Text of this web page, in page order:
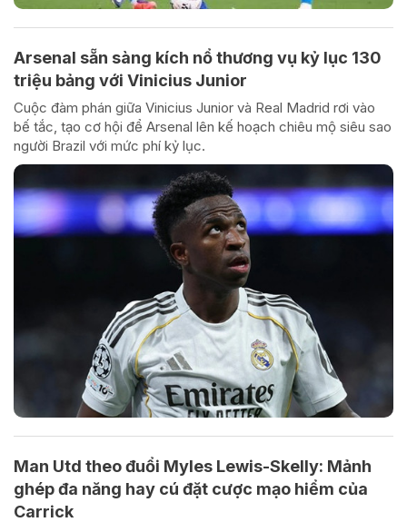
Arsenal sẵn sàng kích nổ thương vụ kỷ lục 130
triệu bảng với Vinicius Junior
Cuộc đàm phán giữa Vinicius Junior và Real Madrid rơi vào
bế tắc, tạo cơ hội để Arsenal lên kế hoạch chiêu mộ siêu sao
người Brazil với mức phí kỷ lục.
Man Utd theo đuổi Myles Lewis-Skelly: Mảnh
ghép đa năng hay cú đặt cược mạo hiểm của
Carrick